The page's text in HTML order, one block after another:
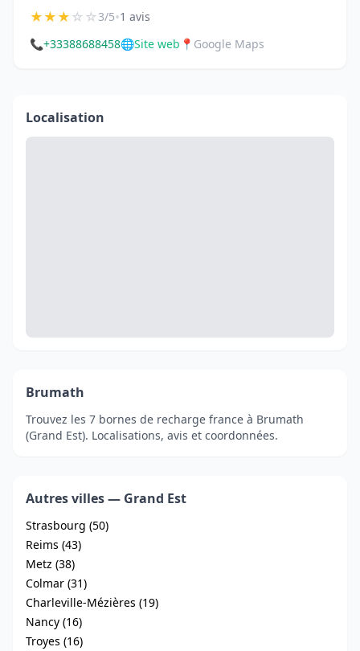
★★★☆☆3/5•1 avis
📞+33388688458🌐Site web 📍 Google Maps
Localisation
Brumath
Trouvez les 7 bornes de recharge france à Brumath
(Grand Est). Localisations, avis et coordonnées.
Autres villes — Grand Est
Strasbourg (50)
Reims (43)
Metz (38)
Colmar (31)
Charleville-Mézières (19)
Nancy (16)
Troyes (16)